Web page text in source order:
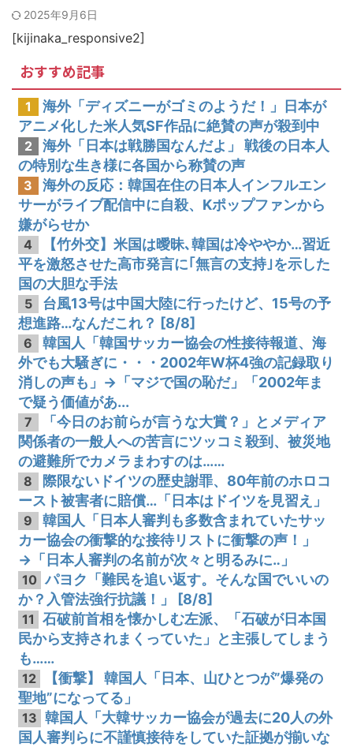
韓国人「日本の柴犬くん散歩中の暑さに耐えられなかった結果」
2025年9月6日
[kijinaka_responsive2]
おすすめ記事
1
海外「ディズニーがゴミのようだ！」日本が
アニメ化した米人気SF作品に絶賛の声が殺到中
2
海外「日本は戦勝国なんだよ」 戦後の日本人
の特別な生き様に各国から称賛の声
3
海外の反応：韓国在住の日本人インフルエン
サーがライブ配信中に自殺、Kポップファンから
嫌がらせか
4
【竹外交】米国は曖昧､韓国は冷ややか…習近
平を激怒させた高市発言に｢無言の支持｣を示した
国の大胆な手法
5
台風13号は中国大陸に行ったけど、15号の予
想進路…なんだこれ？ [8/8]
6
韓国人「韓国サッカー協会の性接待報道、海
外でも大騒ぎに・・・2002年W杯4強の記録取り
消しの声も」→「マジで国の恥だ」「2002年ま
で疑う価値があ...
7
「今日のお前らが言うな大賞？」とメディア
関係者の一般人への苦言にツッコミ殺到、被災地
の避難所でカメラまわすのは……
8
際限ないドイツの歴史謝罪、80年前のホロコ
ースト被害者に賠償…「日本はドイツを見習え」
9
韓国人「日本人審判も多数含まれていたサッ
カー協会の衝撃的な接待リストに衝撃の声！」
→「日本人審判の名前が次々と明るみに‥」
10 パヨク「難民を追い返す。そんな国でいいの
か？入管法強行抗議！」 [8/8]
11
石破前首相を懐かしむ左派、「石破が日本国
民から支持されまくっていた」と主張してしまう
も……
12
【衝撃】 韓国人「日本、山ひとつが”爆発の
聖地”になってる」
13 韓国人「大韓サッカー協会が過去に20人の外
国人審判らに不謹慎接待をしていた証拠が揃いな